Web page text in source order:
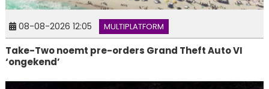
08-08-2026 12:05 MULTIPLATFORM
Take-Two noemt pre-orders Grand Theft Auto VI
‘ongekend’